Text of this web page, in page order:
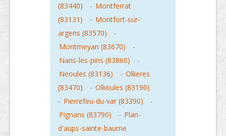
(83440)
- Montferrat
(83131)
- Montfort-sur-
argens (83570)
-
Montmeyan (83670)
-
Nans-les-pins (83860)
-
Neoules (83136)
- Ollieres
(83470)
- Ollioules (83190)
- Pierrefeu-du-var (83390)
-
Pignans (83790)
- Plan-
d'aups-sainte-baume